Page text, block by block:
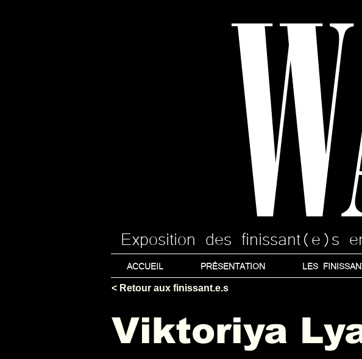
Exposition des finissant(e)s
ACCUEIL PRÉSENTATION LES
< Retour aux finissant.e.s
Viktoriya